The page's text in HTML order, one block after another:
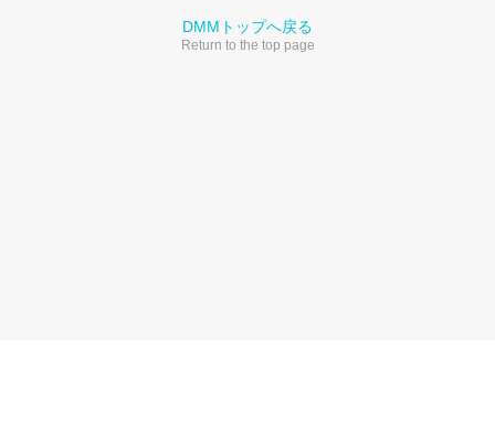
DMMトップへ戻る
Return to the top page